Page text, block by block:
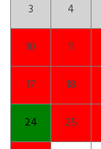
3 4
10 11
17 18
24 25